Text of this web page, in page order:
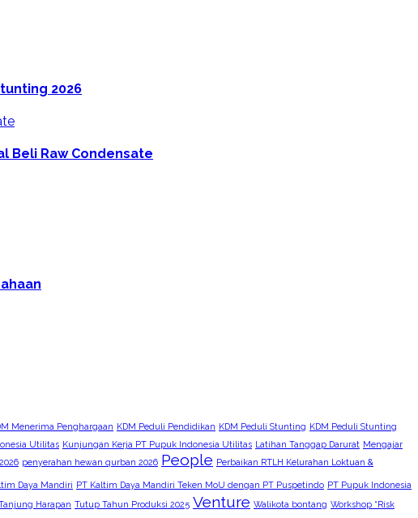
2026
Beli Raw Condensate
Menerima Penghargaan KDM Peduli Pendidikan KDM Peduli Stunting KDM Peduli Stunting
Utilitas Kunjungan Kerja PT Pupuk Indonesia Utilitas Latihan Tanggap Darurat Mengajar
penyerahan hewan qurban 2026 People Perbaikan RTLH Kelurahan Loktuan &
Daya Mandiri PT Kaltim Daya Mandiri Teken MoU dengan PT Puspetindo PT Pupuk Indonesia
Harapan Tutup Tahun Produksi 2025 Venture Walikota bontang Workshop “Risk